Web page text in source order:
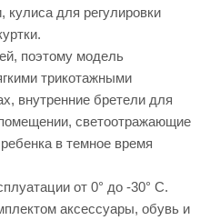
для регулировки
поэтому модель
трикотажными
внутренние бретели для
светоотражающие
в темное время
от 0° до -30° С.
аксессуары, обувь и